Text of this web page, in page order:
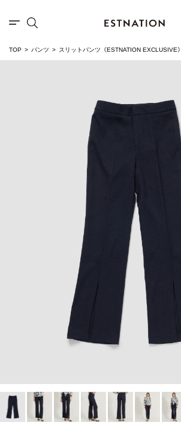
TOP パンツ スリットパンツ《ESTNATION EXCLUSIVE》